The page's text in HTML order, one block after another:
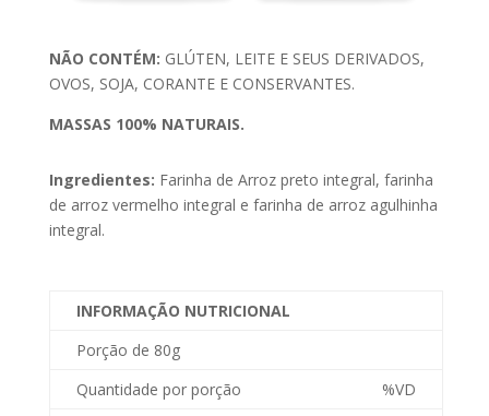
NÃO CONTÉM: GLÚTEN, LEITE E SEUS DERIVADOS,
OVOS, SOJA, CORANTE E CONSERVANTES.
MASSAS 100% NATURAIS.
Ingredientes: Farinha de Arroz preto integral, farinha
de arroz vermelho integral e farinha de arroz agulhinha
integral.
INFORMAÇÃO NUTRICIONAL
Porção de 80g
Quantidade por porção
%VD